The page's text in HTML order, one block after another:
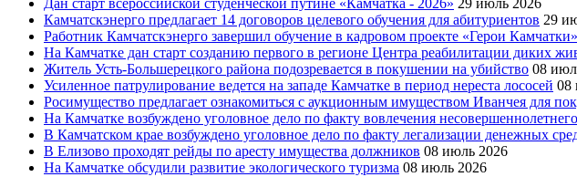
Дан старт всероссийской студенческой путине «Камчатка - 2026» 29 июль 2026
Камчатскэнерго предлагает 14 договоров целевого обучения для абитуриентов 29
Работник Камчатскэнерго завершил обучение в кадровом проекте «Герои Камчатки»
На Камчатке дан старт созданию первого в регионе Центра реабилитации диких
Житель Усть-Большерецкого района подозревается в покушении на убийство 08
Усиленное патрулирование ведется на западе Камчатке в период нереста лососей 08
Росимущество предлагает ознакомиться с аукционным имуществом Иванчея для
На Камчатке возбуждено уголовное дело по факту вовлечения
В Камчатском крае возбуждено уголовное дело по факту легализации денежных
В Елизово проходят рейды по аресту имущества должников 08 июль 2026
На Камчатке обсудили развитие экологического туризма 08 июль 2026